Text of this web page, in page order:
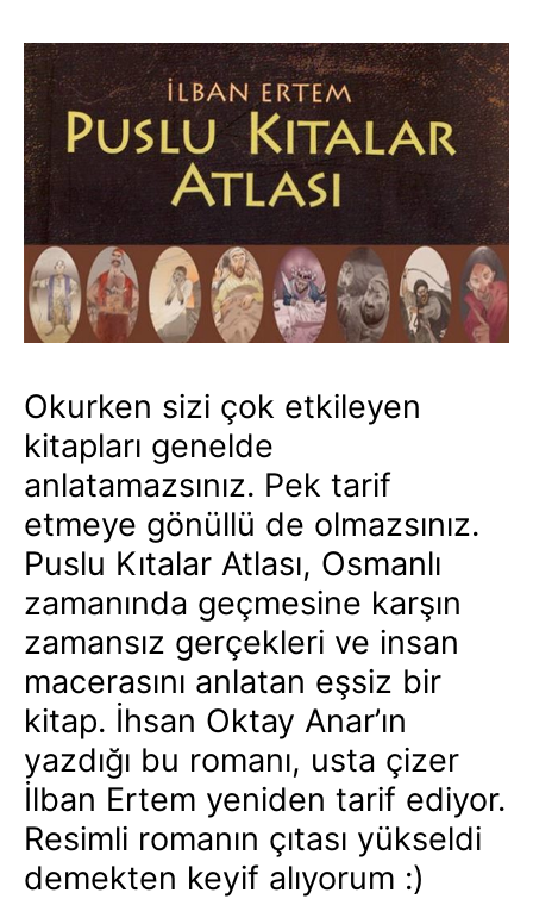
Okurken sizi çok etkileyen
kitapları genelde
anlatamazsınız. Pek tarif
etmeye gönüllü de olmazsınız.
Puslu Kıtalar Atlası, Osmanlı
zamanında geçmesine karşın
zamansız gerçekleri ve insan
macerasını anlatan eşsiz bir
kitap. İhsan Oktay Anar’ın
yazdığı bu romanı, usta çizer
İlban Ertem yeniden tarif ediyor.
Resimli romanın çıtası yükseldi
demekten keyif alıyorum :)